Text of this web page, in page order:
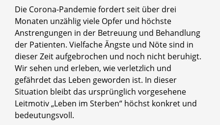
Die Corona-Pandemie fordert seit über drei
Monaten unzählig viele Opfer und höchste
Anstrengungen in der Betreuung und Behandlung
der Patienten. Vielfache Ängste und Nöte sind in
dieser Zeit aufgebrochen und noch nicht beruhigt.
Wir sehen und erleben, wie verletzlich und
gefährdet das Leben geworden ist. In dieser
Situation bleibt das ursprünglich vorgesehene
Leitmotiv „Leben im Sterben“ höchst konkret und
bedeutungsvoll.